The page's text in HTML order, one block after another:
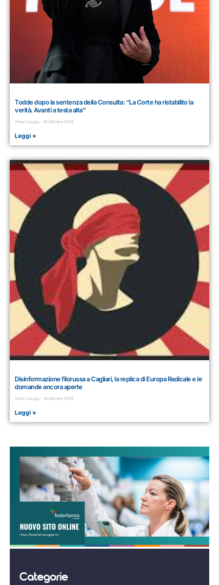
Todde dopo la sentenza della Consulta: “La Corte ha ristabilito la
verità. Avanti a testa alta”
Omar Congiu 15 Ottobre 2025
Leggi »
Disinformazione filorussa a Cagliari, la replica di Europa Radicale e le
domande ancora aperte
Omar Congiu 14 Ottobre 2025
Leggi »
Categorie